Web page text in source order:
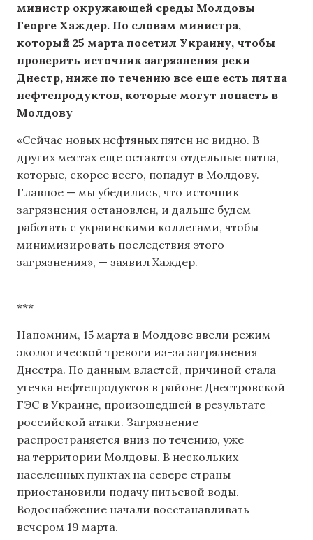
министр окружающей среды Молдовы
Георге Хаждер. По словам министра,
который 25 марта посетил Украину, чтобы
проверить источник загрязнения реки
Днестр, ниже по течению все еще есть пятна
нефтепродуктов, которые могут попасть в
Молдову
«Сейчас новых нефтяных пятен не видно. В
других местах еще остаются отдельные пятна,
которые, скорее всего, попадут в Молдову.
Главное — мы убедились, что источник
загрязнения остановлен, и дальше будем
работать с украинскими коллегами, чтобы
минимизировать последствия этого
загрязнения», — заявил Хаждер.
***
Напомним, 15 марта в Молдове ввели режим
экологической тревоги из-за загрязнения
Днестра. По данным властей, причиной стала
утечка нефтепродуктов в районе Днестровской
ГЭС в Украине, произошедшей в результате
российской атаки. Загрязнение
распространяется вниз по течению, уже
на территории Молдовы. В нескольких
населенных пунктах на севере страны
приостановили подачу питьевой воды.
Водоснабжение начали восстанавливать
вечером 19 марта.